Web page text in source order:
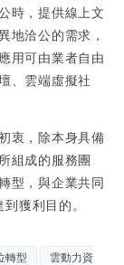
時，提供線上文
地洽公的需求，
用可由業者自由
、雲端虛擬社
衷，除本身具備
組成的服務團
型，與企業共同
獲利目的。
轉型
雲動力資